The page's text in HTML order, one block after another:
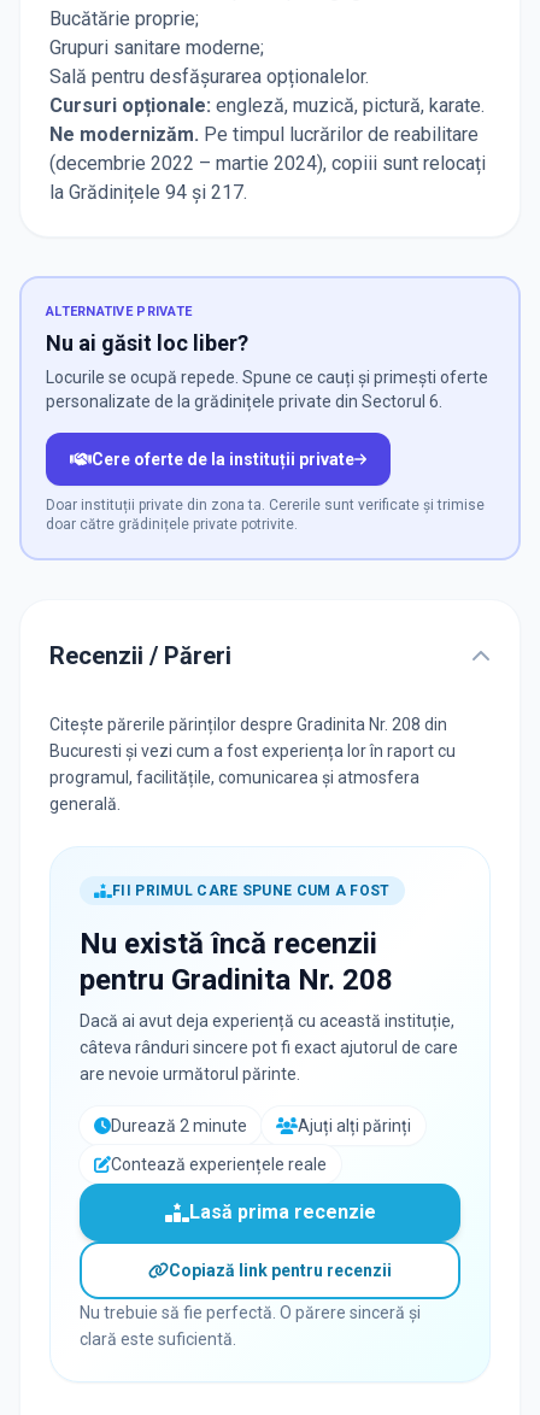
Bucătărie proprie;
Grupuri sanitare moderne;
Sală pentru desfășurarea opționalelor.
Cursuri opționale: engleză, muzică, pictură, karate.
Ne modernizăm. Pe timpul lucrărilor de reabilitare
(decembrie 2022 – martie 2024), copiii sunt relocați
la Grădinițele 94 și 217.
ALTERNATIVE PRIVATE
Nu ai găsit loc liber?
Locurile se ocupă repede. Spune ce cauți și primești oferte
personalizate de la grădinițele private din Sectorul 6.
Cere oferte de la instituții private
Doar instituții private din zona ta. Cererile sunt verificate și trimise
doar către grădinițele private potrivite.
Recenzii / Păreri
Citește părerile părinților despre Gradinita Nr. 208 din
Bucuresti și vezi cum a fost experiența lor în raport cu
programul, facilitățile, comunicarea și atmosfera
generală.
FII PRIMUL CARE SPUNE CUM A FOST
Nu există încă recenzii
pentru Gradinita Nr. 208
Dacă ai avut deja experiență cu această instituție,
câteva rânduri sincere pot fi exact ajutorul de care
are nevoie următorul părinte.
Durează 2 minute
Ajuți alți părinți
Contează experiențele reale
Lasă prima recenzie
Copiază link pentru recenzii
Nu trebuie să fie perfectă. O părere sinceră și
clară este suficientă.